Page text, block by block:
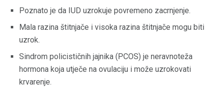
Poznato je da IUD uzrokuje povremeno zacrnjenje.
Mala razina štitnjače i visoka razina štitnjače mogu biti
uzrok.
Sindrom policističnih jajnika (PCOS) je neravnoteža
hormona koja utječe na ovulaciju i može uzrokovati
krvarenje.